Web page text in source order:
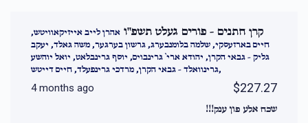
קרן חתנים - פורים געלט תשפ''ו אהרן לייב אייזיקאוויטש,
חיים בארזעסקי, שלמה בלומנבערג, גרשון בערגער, משה גאלד, יעקב
גליק - גבאי הקרן, יהודא ארי` גרינבוים, יוסף גרינבלאט, יואל יוהשע
גרינוואלד - גבאי הקרן, מרדכי גרינפעלד, חיים דייטש,
4 months ago $227.27
שכח אלע פון ענק!!!